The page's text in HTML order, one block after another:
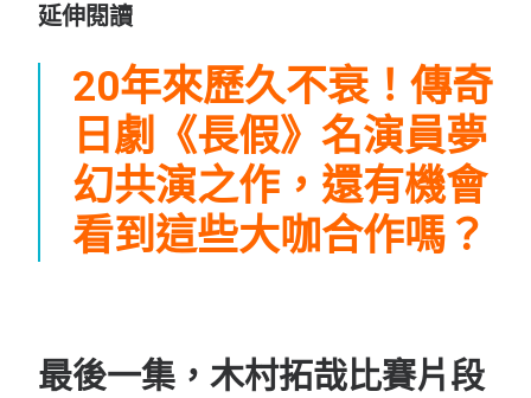
延伸閱讀
20年來歷久不衰！傳奇
日劇《長假》名演員夢
幻共演之作，還有機會
看到這些大咖合作嗎？
最後一集，木村拓哉比賽片段